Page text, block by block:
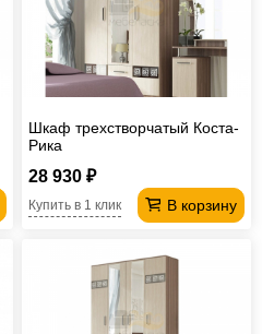
Шкаф трехстворчатый Коста-
Рика
28 930 ₽
В корзину
Купить в 1 клик